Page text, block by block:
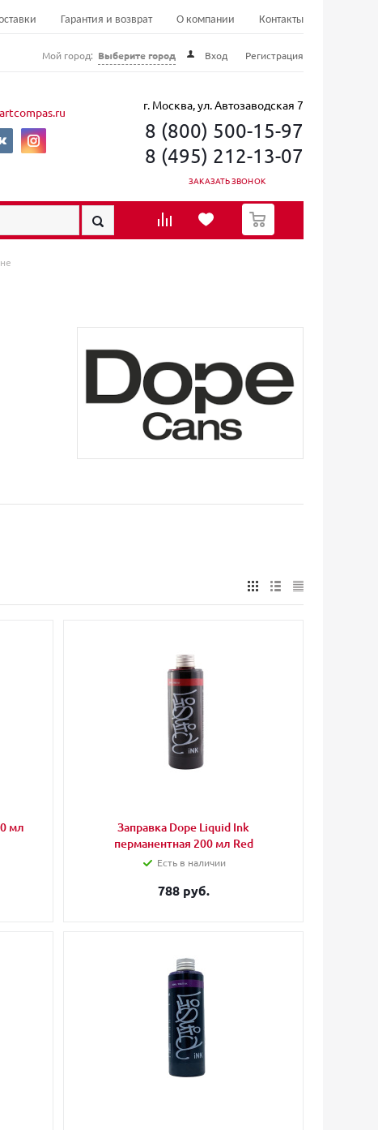
Гарантия и возврат О компании Контакты
Мой город: Выберите город Вход Регистрация
г. Москва, ул. Автозаводская 7
8 (800) 500-15-97
8 (495) 212-13-07
ЗАКАЗАТЬ ЗВОНОК
0
мл
Заправка Dope Liquid Ink
перманентная 200 мл Red
Есть в наличии
788 руб.